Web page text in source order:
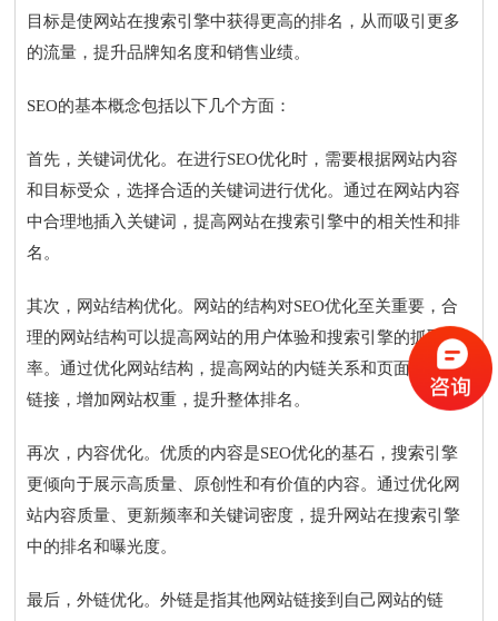
目标是使网站在搜索引擎中获得更高的排名，从而吸引更多
的流量，提升品牌知名度和销售业绩。
SEO的基本概念包括以下几个方面：
首先，关键词优化。在进行SEO优化时，需要根据网站内容
和目标受众，选择合适的关键词进行优化。通过在网站内容
中合理地插入关键词，提高网站在搜索引擎中的相关性和排
名。
其次，网站结构优化。网站的结构对SEO优化至关重要，合
理的网站结构可以提高网站的用户体验和搜索引擎的抓取效
率。通过优化网站结构，提高网站的内链关系和页面之间的
链接，增加网站权重，提升整体排名。
再次，内容优化。优质的内容是SEO优化的基石，搜索引擎
更倾向于展示高质量、原创性和有价值的内容。通过优化网
站内容质量、更新频率和关键词密度，提升网站在搜索引擎
中的排名和曝光度。
最后，外链优化。外链是指其他网站链接到自己网站的链